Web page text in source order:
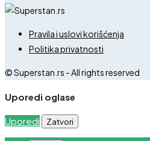
Pravila i uslovi korišćenja
Politika privatnosti
© Superstan.rs - All rights reserved
Uporedi oglase
Uporedi Zatvori